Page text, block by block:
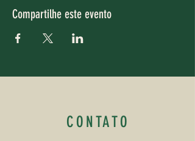
Compartilhe este evento
CONTATO